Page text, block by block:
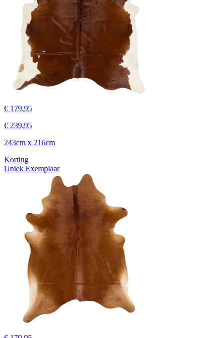
€ 179,95
€ 239,95
243cm x 216cm
Korting
Uniek Exemplaar